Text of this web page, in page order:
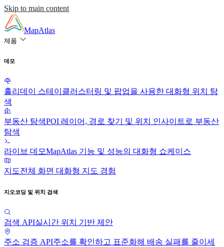
Skip to main content
MapAtlas
제품
데모
홀리데이 스테이 클러스터링 및 팝업을 사용한 대화형 위치 탐
색
부동산 탐색POI 레이어, 경로 찾기 및 위치 인사이트로 부동산
탐색
라이브 데모MapAtlas 기능 및 성능의 대화형 쇼케이스
지도전체 화면 대화형 지도 경험
지오코딩 및 위치 검색
검색 API실시간 위치 기반 제안
주소 검증 API주소를 확인하고 표준화해 배송 실패를 줄이세